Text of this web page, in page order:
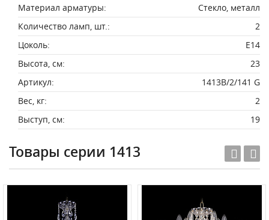
Материал арматуры:
Стекло, металл
Количество ламп, шт.:
2
Цоколь:
E14
Высота, см:
23
Артикул:
1413B/2/141 G
Вес, кг:
2
Выступ, см:
19
Товары серии 1413